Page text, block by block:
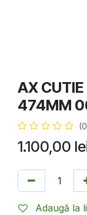
AX CUTIE
474MM
1.100,00
Adaugă la